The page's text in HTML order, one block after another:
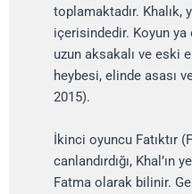
toplamaktadır. Khalık,
içerisindedir. Koyun ya
uzun aksakalı ve eski
heybesi, elinde asası
2015).
İkinci oyuncu Fatıktır
canlandırdığı, Khal’ın
Fatma olarak bilinir.